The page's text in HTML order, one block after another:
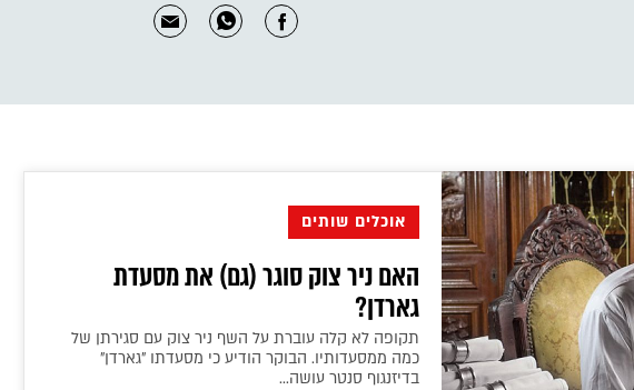
אוכלים שותים
האם ניר צוק סוגר (גם) את מסעדת
גארדן?
תקופה לא קלה עוברת על השף ניר צוק עם סגירתן של
כמה ממסעדותיו. הבוקר הודיע כי מסעדתו "גארדן"
בדיזנגוף סנטר עושה...